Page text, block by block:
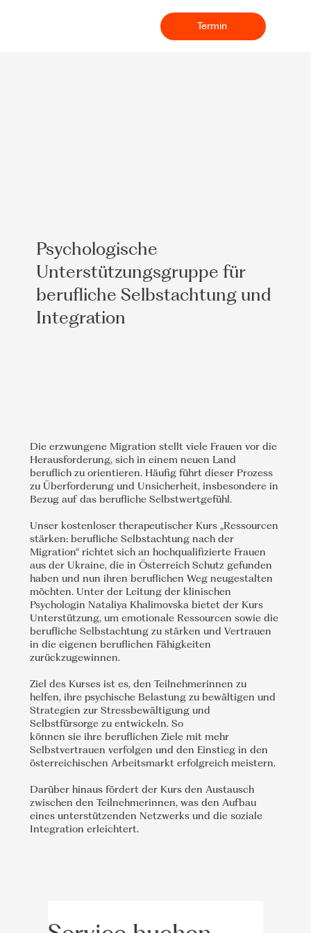
Termin
Psychologische
Unterstützungsgruppe für
berufliche Selbstachtung und
Integration
Die erzwungene Migration stellt viele Frauen vor die
Herausforderung, sich in einem neuen Land
beruflich zu orientieren. Häufig führt dieser Prozess
zu Überforderung und Unsicherheit, insbesondere in
Bezug auf das berufliche Selbstwertgefühl.
Unser kostenloser therapeutischer Kurs „Ressourcen
stärken: berufliche Selbstachtung nach der
Migration“ richtet sich an hochqualifizierte Frauen
aus der Ukraine, die in Österreich Schutz gefunden
haben und nun ihren beruflichen Weg neugestalten
möchten. Unter der Leitung der klinischen
Psychologin Nataliya Khalimovska bietet der Kurs
Unterstützung, um emotionale Ressourcen sowie die
berufliche Selbstachtung zu stärken und Vertrauen
in die eigenen beruflichen Fähigkeiten
zurückzugewinnen.
Ziel des Kurses ist es, den Teilnehmerinnen zu
helfen, ihre psychische Belastung zu bewältigen und
Strategien zur Stressbewältigung und
Selbstfürsorge zu entwickeln. So
können sie ihre beruflichen Ziele mit mehr
Selbstvertrauen verfolgen und den Einstieg in den
österreichischen Arbeitsmarkt erfolgreich meistern.
Darüber hinaus fördert der Kurs den Austausch
zwischen den Teilnehmerinnen, was den Aufbau
eines unterstützenden Netzwerks und die soziale
Integration erleichtert.